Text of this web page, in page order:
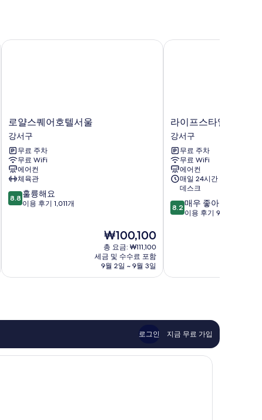
로
얄
스
퀘
어
호
텔
서
울
로얄스퀘어호텔서울
강서구
무료 주차
무료 WiFi
에어컨
체육관
10
점
륭
용
1,011
8.8 훌륭해요
이용 후기 1,011개
현
재
요
금
₩100,100
₩100,100
총 요금: ₩111,100
세금 및 수수료 포함
9월 2일 ~ 9월 3일
로얄스퀘어호텔서울
라
이
프
스
타
일
S
텔
강
라이프스타일 S호텔
강서구
무료 주차
무료 WiFi
에어컨
매일 24시간 운영 프런트
데스크
10
점
매
요,
이
용
후
8.2 매우 좋아요
이용 후기 92개
라이프스타일 S호텔
로그인 지금 무료 가입